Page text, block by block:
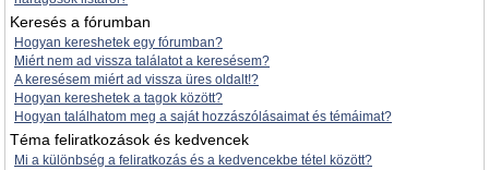
Keresés a fórumban
Hogyan kereshetek egy fórumban?
Miért nem ad vissza találatot a keresésem?
A keresésem miért ad vissza üres oldalt!?
Hogyan kereshetek a tagok között?
Hogyan találhatom meg a saját hozzászólásaimat és témáimat?
Téma feliratkozások és kedvencek
Mi a különbség a feliratkozás és a kedvencekbe tétel között?